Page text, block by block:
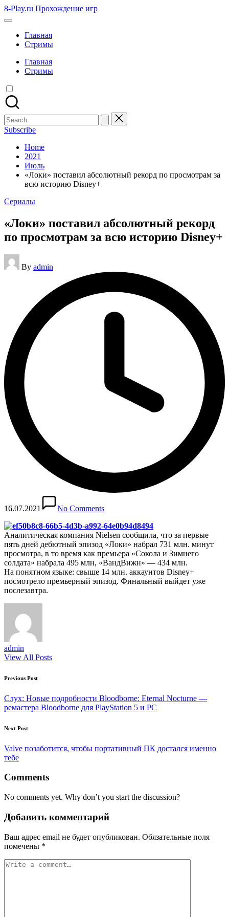
Skip
to
8-Play.ru Прохождение игр
Главная
Стримы
Главная
Стримы
Search
for:
Subscribe
Home
2021
Июль
«Локи» поставил абсолютный рекорд по просмотрам за
всю историю Disney+
Posted
Сериалы
«Локи» поставил абсолютный рекорд
по просмотрам за всю историю Disney+
Posted
by
By admin
16.07.2021 No Comments
Аналитическая компания Nielsen сообщила, что за первые
пять дней дебютный эпизод «Локи» набрал 731 млн. минут
просмотра, в то время как премьера «Сокола и Зимнего
солдата» набрала 495 млн, «ВандВижн» — 434 млн.
На понятном языке: свыше 14 млн. аккаунтов Disney+
посмотрело премьерный эпизод. Финальный выйдет уже
послезавтра.
admin
View All Posts
Post
navigation
Previous Post
Слух: Новые подробности Bloodborne: Eternal Nocturne —
ремастера Bloodborne для PlayStation 5 и PC
Next Post
Valve позаботится, чтобы портативный ПК достался именно
тебе
Comments
No comments yet. Why don’t you start the discussion?
Добавить комментарий
Ваш адрес email не будет опубликован. Обязательные поля
помечены *